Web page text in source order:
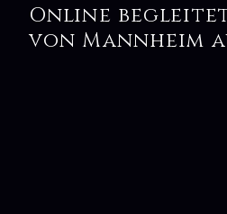
Online
von Mannheim